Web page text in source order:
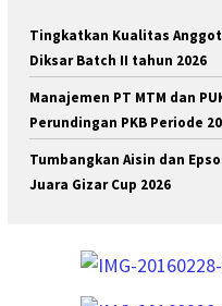
Tingkatkan Kualitas
Diksar Batch II tahun 2026
Manajemen PT MTM dan
Perundingan PKB Periode
Tumbangkan Aisin dan
Juara Gizar Cup 2026